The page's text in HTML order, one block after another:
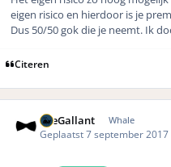
eigen risico en hierdoor is je
Dus 50/50 gok die je neemt. Ik
Citeren
TheGallant Whale
Geplaatst7 september 2017